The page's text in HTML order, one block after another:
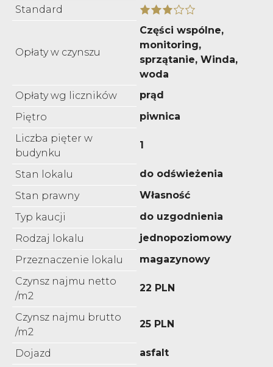
Standard
Opłaty w czynszu
Części wspólne,
monitoring,
sprzątanie, Winda,
woda
Opłaty wg liczników
prąd
Piętro
piwnica
Liczba pięter w
budynku
1
Stan lokalu
do odświeżenia
Stan prawny
Własność
Typ kaucji
do uzgodnienia
Rodzaj lokalu
jednopoziomowy
Przeznaczenie lokalu
magazynowy
Czynsz najmu netto
/m2
22 PLN
Czynsz najmu brutto
/m2
25 PLN
Dojazd
asfalt